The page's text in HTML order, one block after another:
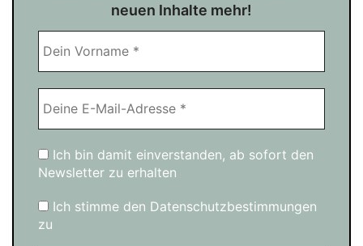
neuen Inhalte mehr!
Ich bin damit einverstanden, ab sofort den
Newsletter zu erhalten
Ich stimme den Datenschutzbestimmungen
zu